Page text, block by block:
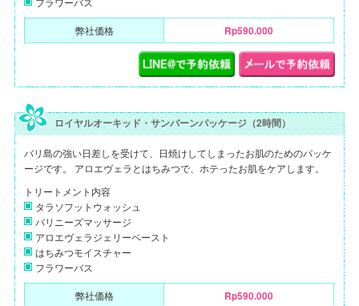
弊社価格 Rp590.000
ロイヤルオーキッド・サンバーンパッケージ（2時間）
バリ島の強い日差しを受けて、日焼けしてしまったお肌のためのパッケ
ージです。 アロエヴェラとはちみつで、ホテったお肌をケアします。
トリートメント内容
タラソフットウォッシュ
バリニーズマッサージ
アロエヴェラジェリーペースト
はちみつモイスチャー
フラワーバス
弊社価格 Rp590.000